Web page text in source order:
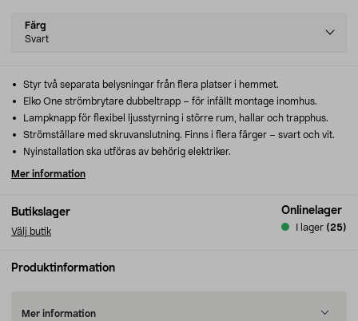
Select
variant
Färg
Svart
Butikslager
Välj butik
Onlinelager
I lager (25)
Styr två separata belysningar från flera platser i hemmet.
Elko One strömbrytare dubbeltrapp – för infällt montage inomhus.
Lampknapp för flexibel ljusstyrning i större rum, hallar och trapphus.
Strömställare med skruvanslutning. Finns i flera färger – svart och vit.
Nyinstallation ska utföras av behörig elektriker.
Mer information
Produktinformation
Mer information